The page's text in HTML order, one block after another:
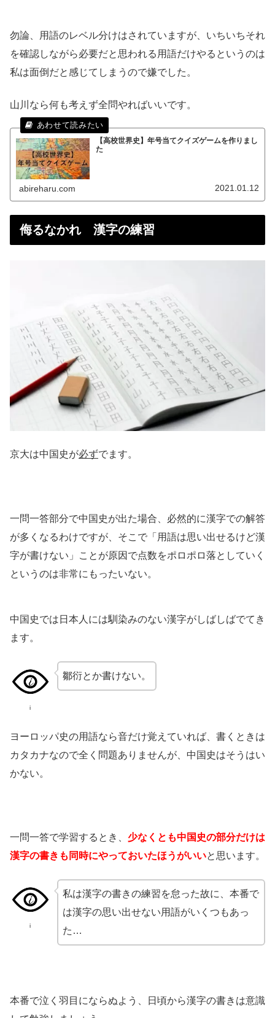
勿論、用語のレベル分けはされていますが、いちいちそれ
を確認しながら必要だと思われる用語だけやるというのは
私は面倒だと感じてしまうので嫌でした。
山川なら何も考えず全問やればいいです。
【高校世界史】年号当てクイズゲームを作りまし
た
abireharu.com 2021.01.12
侮るなかれ 漢字の練習
京大は中国史が必ずでます。
一問一答部分で中国史が出た場合、必然的に漢字での解答
が多くなるわけですが、そこで「用語は思い出せるけど漢
字が書けない」ことが原因で点数をポロポロ落としていく
というのは非常にもったいない。
中国史では日本人には馴染みのない漢字がしばしばでてき
ます。
i
鄒衍とか書けない。
ヨーロッパ史の用語なら音だけ覚えていれば、書くときは
カタカナなので全く問題ありませんが、中国史はそうはい
かない。
一問一答で学習するとき、 少なくとも中国史の部分だけは
漢字の書きも同時にやっておいたほうがいいと思います。
i
私は漢字の書きの練習を怠った故に、本番で
は漢字の思い出せない用語がいくつもあっ
た…
本番で泣く羽目にならぬよう、日頃から漢字の書きは意識